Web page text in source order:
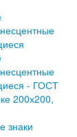
- ГОСТ
200х200,
знаки